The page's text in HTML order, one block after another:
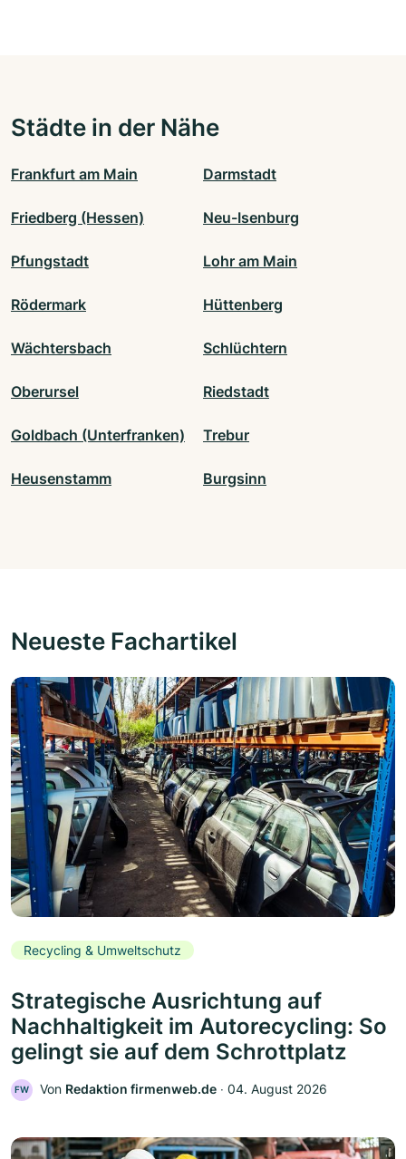
Städte in der Nähe
Frankfurt am Main Darmstadt
Friedberg (Hessen) Neu-Isenburg
Pfungstadt Lohr am Main
Rödermark Hüttenberg
Wächtersbach Schlüchtern
Oberursel Riedstadt
Goldbach (Unterfranken) Trebur
Heusenstamm Burgsinn
Neueste Fachartikel
Recycling & Umweltschutz
Strategische Ausrichtung auf
Nachhaltigkeit im Autorecycling: So
gelingt sie auf dem Schrottplatz
FW Von Redaktion firmenweb.de ‧ 04. August 2026